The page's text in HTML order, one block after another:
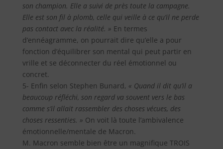
son champion. Elle a suivi de près toute la campagne.
Elle est son fil à plomb, celle qui veille à ce qu’il ne perde
pas contact avec la réalité. » En termes
d’ennéagramme, on pourrait dire qu’elle a pour
fonction d’équilibrer son mental qui peut partir en
vrille et se déconnecter du réel émotionnel ou
concret.
5- Enfin selon Stephen Bunard, « Quand il dit qu’il a
beaucoup réfléchi, son regard va souvent vers le bas
comme s’il allait rassembler des choses vécues, des
choses ressenties. » On voit là toute l’ambivalence
émotionnelle/mentale de Macron.
M. Macron semble bien être un magnifique TROIS